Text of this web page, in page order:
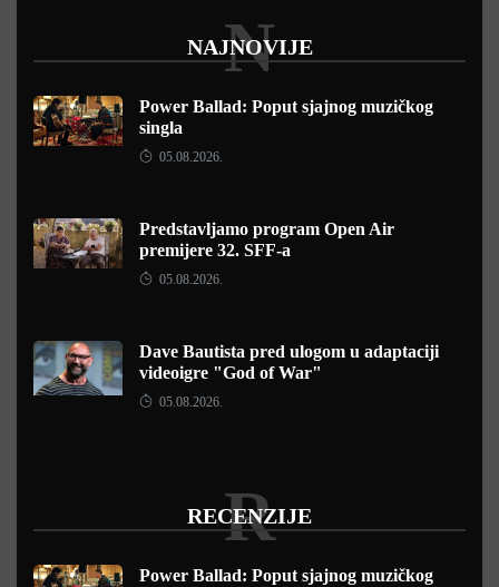
NAJNOVIJE
N
Power Ballad: Poput sjajnog muzičkog
singla
05.08.2026.
Predstavljamo program Open Air
premijere 32. SFF-a
05.08.2026.
Dave Bautista pred ulogom u adaptaciji
videoigre "God of War"
05.08.2026.
RECENZIJE
R
Power Ballad: Poput sjajnog muzičkog